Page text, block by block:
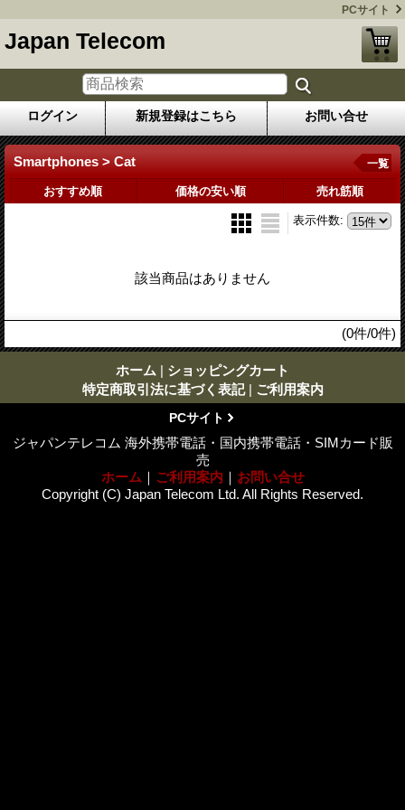
PCサイト
Japan Telecom
ログイン 新規登録はこちら お問い合せ
Smartphones > Cat 一覧
おすすめ順 価格の安い順 売れ筋順
表示件数:
該当商品はありません
(0件/0件)
ホーム | ショッピングカート
特定商取引法に基づく表記 | ご利用案内
PCサイト
ジャパンテレコム 海外携帯電話・国内携帯電話・SIMカード販
売
ホーム ｜ ご利用案内 ｜ お問い合せ
Copyright (C) Japan Telecom Ltd. All Rights Reserved.